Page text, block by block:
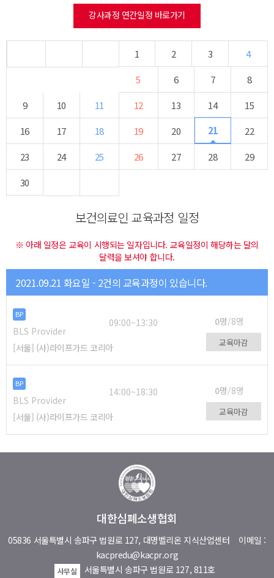
강사과정 연간일정 바로가기
1 2 3
4
5
6 7
8
9
10 11 12 13 14
15
16
17 18 19 20 21
22
23
24 25 26 27 28
29
30
보건의료인 교육과정 일정
※ 아래 일정은 교육이 시행되는 일자입니다. 교육일정이 해당하는 달의
달력을 보셔야 합니다.
2021.09.21 화요일 - 2건의 교육과정이 있습니다.
BP
BLS Provider
09:00~13:30 0명/8명
[서울] (사)라이프가드 코리아 교육마감
BP
BLS Provider
14:00~18:30 0명/8명
[서울] (사)라이프가드 코리아 교육마감
대한심폐소생협회
05836 서울특별시 송파구 법원로 127, 대명벨리온 지식산업센터 이메일 :
kacpredu@kacpr.org
사무실 서울특별시 송파구 법원로 127, 811호